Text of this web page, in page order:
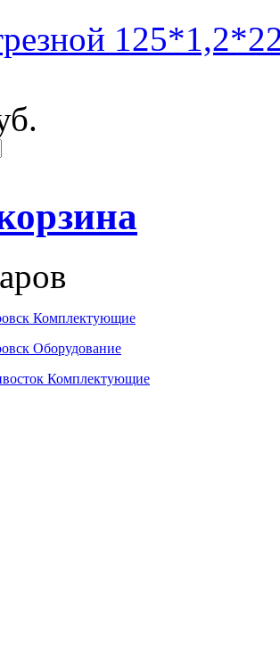
Комплектующие
Оборудование
Комплектующие